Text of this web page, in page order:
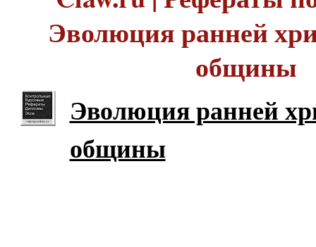
Эволюция ранней
общины
Эволюция ранней
общины